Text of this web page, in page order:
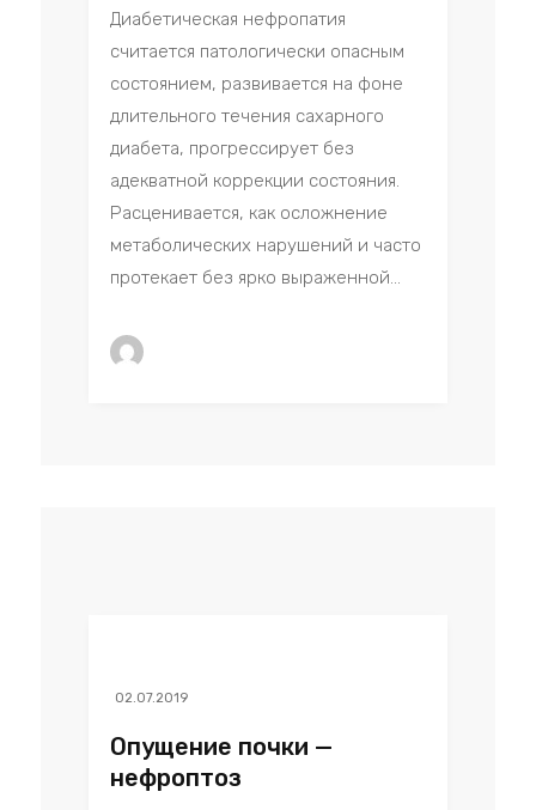
Диабетическая нефропатия
считается патологически опасным
состоянием, развивается на фоне
длительного течения сахарного
диабета, прогрессирует без
адекватной коррекции состояния.
Расценивается, как осложнение
метаболических нарушений и часто
протекает без ярко выраженной...
02.07.2019
Опущение почки —
нефроптоз